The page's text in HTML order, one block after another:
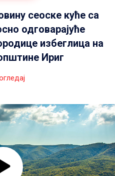
сеоске куће са
одговарајуће
избеглица на
Ириг